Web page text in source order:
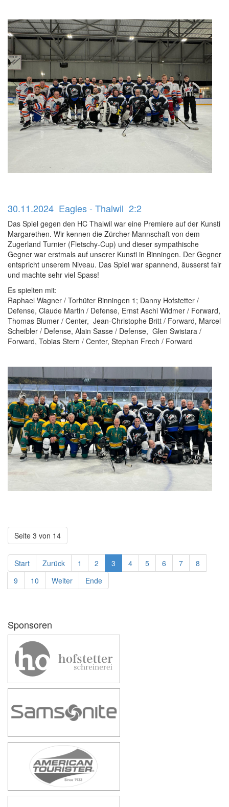
30.11.2024 Eagles - Thalwil 2:2
Das Spiel gegen den HC Thalwil war eine Premiere auf der Kunsti
Margarethen. Wir kennen die Zürcher-Mannschaft von dem
Zugerland Turnier (Fletschy-Cup) und dieser sympathische
Gegner war erstmals auf unserer Kunsti in Binningen. Der Gegner
entspricht unserem Niveau. Das Spiel war spannend, äusserst fair
und machte sehr viel Spass!
Es spielten mit:
Raphael Wagner / Torhüter Binningen 1; Danny Hofstetter /
Defense, Claude Martin / Defense, Ernst Aschi Widmer / Forward,
Thomas Blumer / Center, Jean-Christophe Britt / Forward, Marcel
Scheibler / Defense, Alain Sasse / Defense, Glen Swistara /
Forward, Tobias Stern / Center, Stephan Frech / Forward
Seite 3 von 14
Start Zurück 1 2 3 4 5 6 7
8
9
10 Weiter Ende
Sponsoren